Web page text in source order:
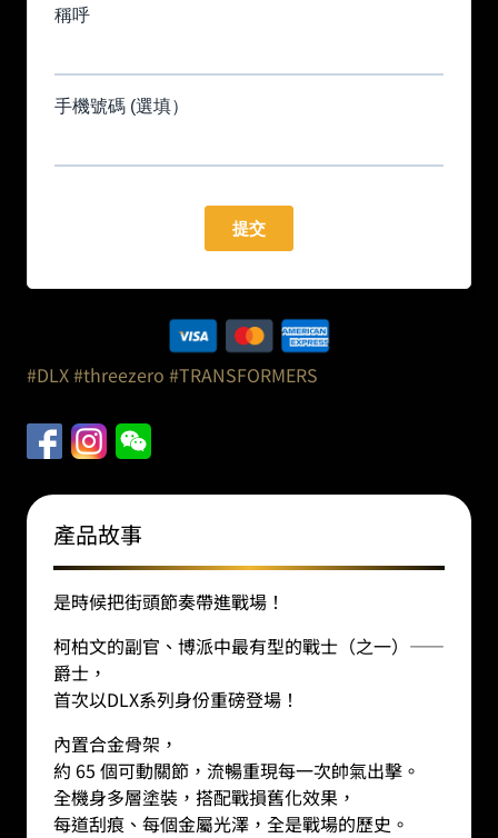
#DLX#threezero #TRANSFORMERS
產品故事
是時候把街頭節奏帶進戰場！
柯柏文的副官、博派中最有型的戰士（之一）——
爵士，
首次以DLX系列身份重磅登場！
內置合金骨架，
約 65 個可動關節，流暢重現每一次帥氣出擊。
全機身多層塗裝，搭配戰損舊化效果，
每道刮痕、每個金屬光澤，全是戰場的歷史。